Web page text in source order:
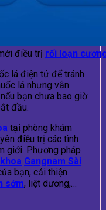
điều trị rối loạn
lá điện tử để tránh
lá nhưng vẫn
bạn chưa bao giờ
đầu.
tại phòng khám
điều trị các tình
giới. Phương pháp
Gangnam Sài
bạn, cải thiện
sớm, liệt dương,…